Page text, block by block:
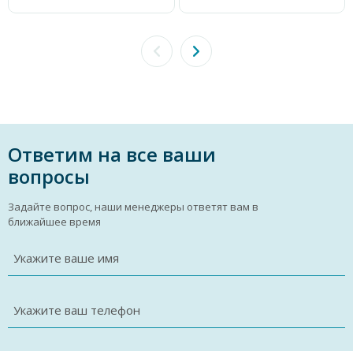
Ответим на все ваши
вопросы
Задайте вопрос, наши менеджеры ответят вам в
ближайшее время
Укажите ваше имя
Укажите ваш телефон